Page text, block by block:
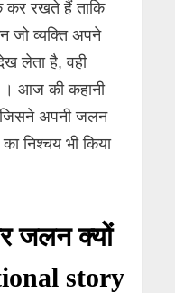
कर रखते हैं ताकि
जो व्यक्ति अपने
लेता है, वही
। आज की कहानी
जिसने अपनी जलन
निश्चय भी किया
जलन क्यों
story